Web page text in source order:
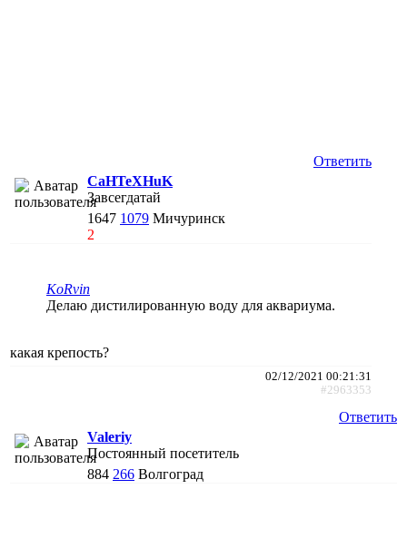
Ответить
CaHTeXHuK
Завсегдатай
1647 1079 Мичуринск
2
KoRvin
Делаю дистилированную воду для аквариума.
какая крепость?
02/12/2021 00:21:31
#2963353
Ответить
Valeriy
Постоянный посетитель
884 266 Волгоград